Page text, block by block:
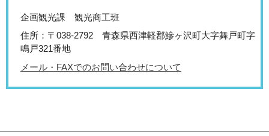
企画観光課 観光商工班
住所：〒038-2792 青森県西津軽郡鰺ヶ沢町大字舞戸町字
鳴戸321番地
メール・FAXでのお問い合わせについて